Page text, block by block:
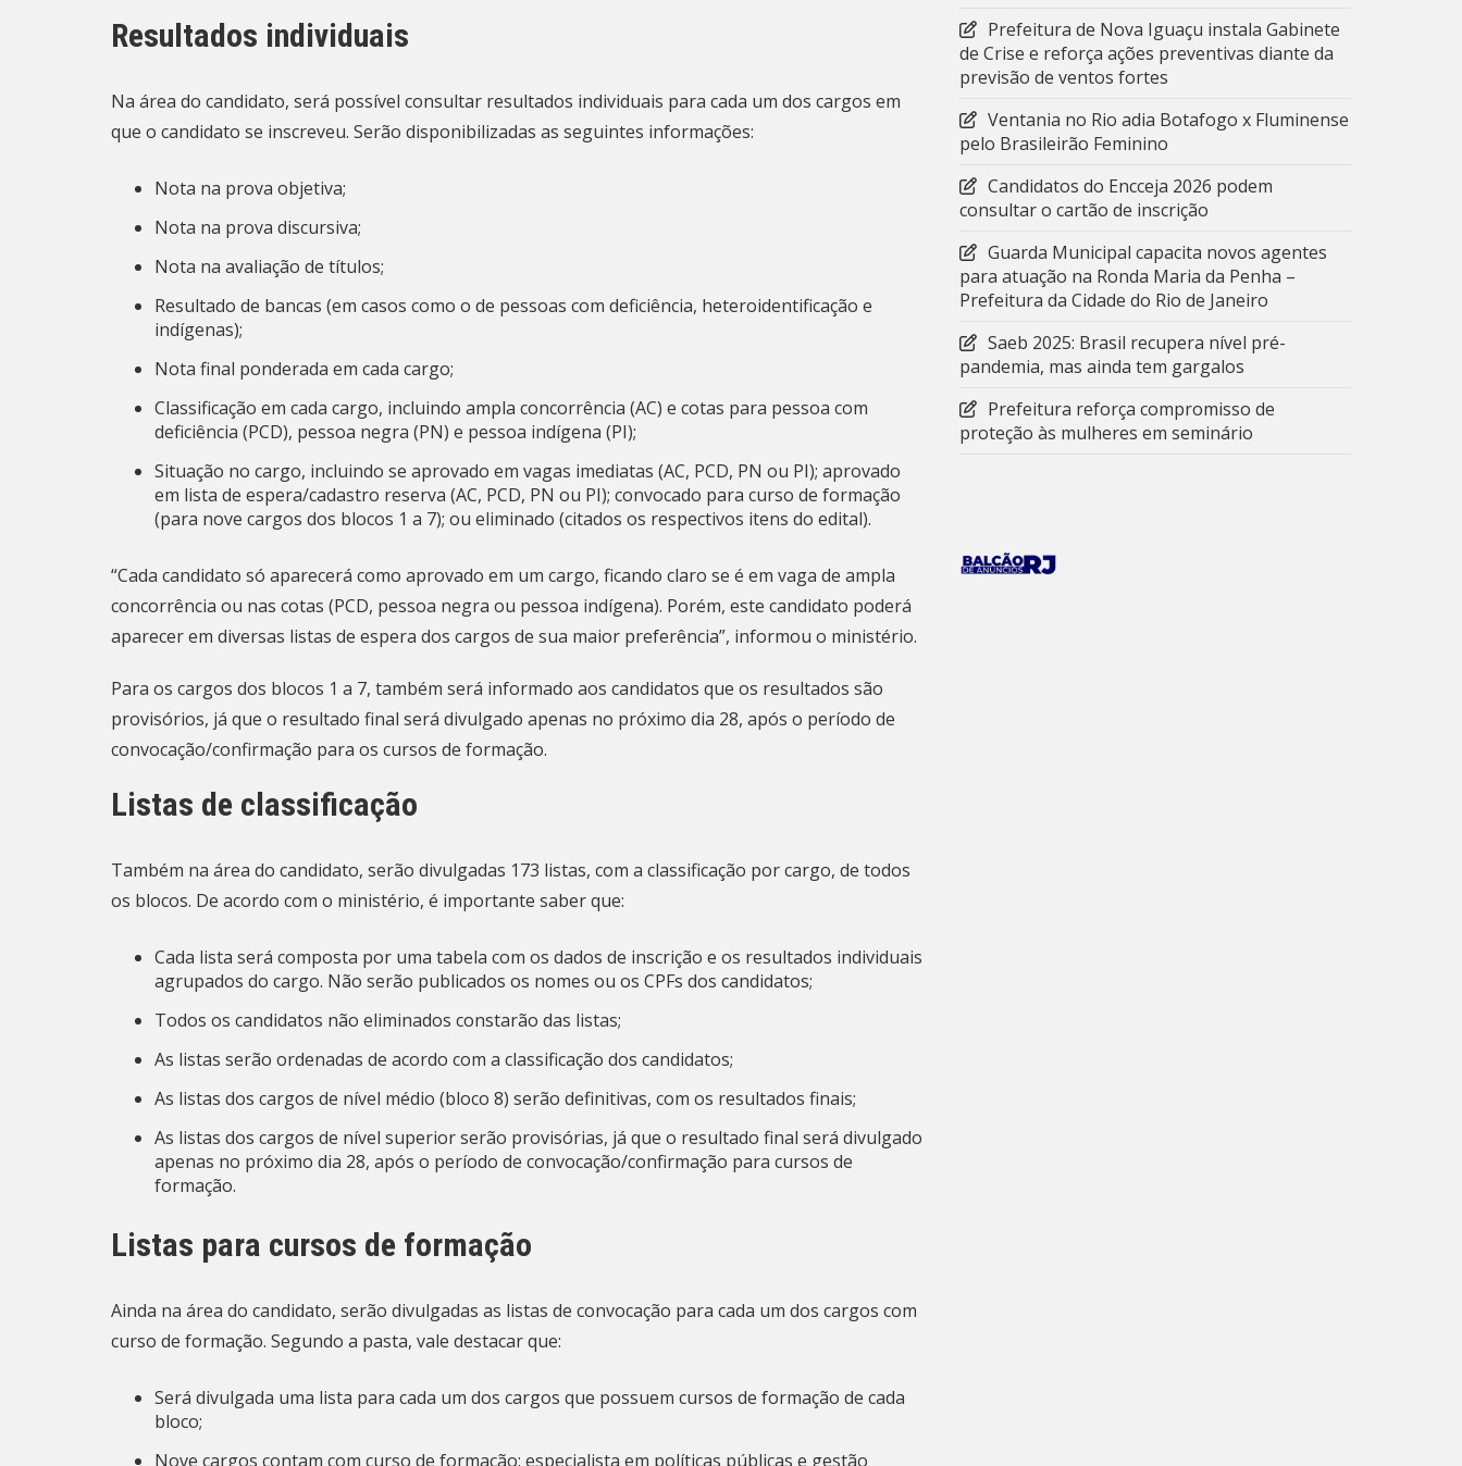
Resultados individuais
Na área do candidato, será possível consultar resultados individuais para cada um dos cargos em
que o candidato se inscreveu. Serão disponibilizadas as seguintes informações:
Nota na prova objetiva;
Nota na prova discursiva;
Nota na avaliação de títulos;
Resultado de bancas (em casos como o de pessoas com deficiência, heteroidentificação e
indígenas);
Nota final ponderada em cada cargo;
Classificação em cada cargo, incluindo ampla concorrência (AC) e cotas para pessoa com
deficiência (PCD), pessoa negra (PN) e pessoa indígena (PI);
Situação no cargo, incluindo se aprovado em vagas imediatas (AC, PCD, PN ou PI); aprovado
em lista de espera/cadastro reserva (AC, PCD, PN ou PI); convocado para curso de formação
(para nove cargos dos blocos 1 a 7); ou eliminado (citados os respectivos itens do edital).
“Cada candidato só aparecerá como aprovado em um cargo, ficando claro se é em vaga de ampla
concorrência ou nas cotas (PCD, pessoa negra ou pessoa indígena). Porém, este candidato poderá
aparecer em diversas listas de espera dos cargos de sua maior preferência”, informou o ministério.
Para os cargos dos blocos 1 a 7, também será informado aos candidatos que os resultados são
provisórios, já que o resultado final será divulgado apenas no próximo dia 28, após o período de
convocação/confirmação para os cursos de formação.
Listas de classificação
Também na área do candidato, serão divulgadas 173 listas, com a classificação por cargo, de todos
os blocos. De acordo com o ministério, é importante saber que:
Cada lista será composta por uma tabela com os dados de inscrição e os resultados individuais
agrupados do cargo. Não serão publicados os nomes ou os CPFs dos candidatos;
Todos os candidatos não eliminados constarão das listas;
As listas serão ordenadas de acordo com a classificação dos candidatos;
As listas dos cargos de nível médio (bloco 8) serão definitivas, com os resultados finais;
As listas dos cargos de nível superior serão provisórias, já que o resultado final será divulgado
apenas no próximo dia 28, após o período de convocação/confirmação para cursos de
formação.
Listas para cursos de formação
Ainda na área do candidato, serão divulgadas as listas de convocação para cada um dos cargos com
curso de formação. Segundo a pasta, vale destacar que:
Será divulgada uma lista para cada um dos cargos que possuem cursos de formação de cada
bloco;
Nove cargos contam com curso de formação: especialista em políticas públicas e gestão
Prefeitura de Nova Iguaçu instala Gabinete
de Crise e reforça ações preventivas diante da
previsão de ventos fortes
Ventania no Rio adia Botafogo x Fluminense
pelo Brasileirão Feminino
Candidatos do Encceja 2026 podem
consultar o cartão de inscrição
Guarda Municipal capacita novos agentes
para atuação na Ronda Maria da Penha –
Prefeitura da Cidade do Rio de Janeiro
Saeb 2025: Brasil recupera nível pré-
pandemia, mas ainda tem gargalos
Prefeitura reforça compromisso de
proteção às mulheres em seminário